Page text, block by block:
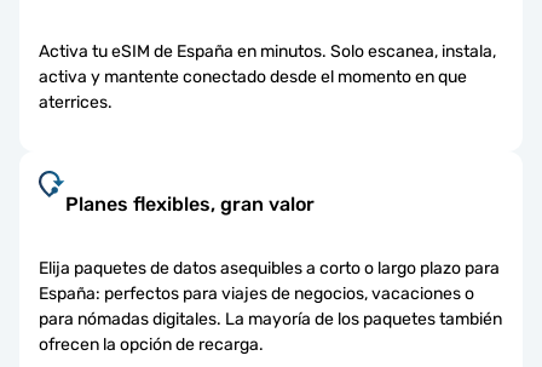
Activa tu eSIM de España en minutos. Solo escanea, instala,
activa y mantente conectado desde el momento en que
aterrices.
Planes flexibles, gran valor
Elija paquetes de datos asequibles a corto o largo plazo para
España: perfectos para viajes de negocios, vacaciones o
para nómadas digitales. La mayoría de los paquetes también
ofrecen la opción de recarga.